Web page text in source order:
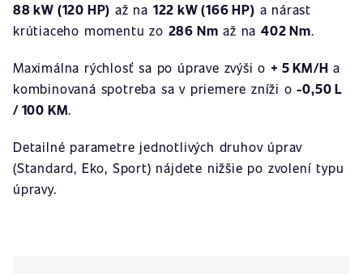
88 kW (120 HP) až na 122 kW (166 HP) a nárast
krútiaceho momentu zo 286 Nm až na402 Nm.
Maximálna rýchlosť sa po úprave zvýši o + 5 KM/H a
kombinovaná spotreba sa v priemere zníži o-0,50 L
/ 100 KM.
Detailné parametre jednotlivých druhov úprav
(Standard, Eko, Sport) nájdete nižšie po zvolení typu
úpravy.